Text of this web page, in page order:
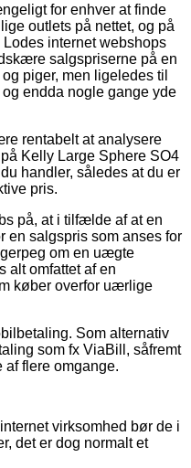
for enhver at finde
outlets på nettet, og på
internet webshops
salgspriserne på en
piger, men ligeledes til
endda nogle gange yde
rentabelt at analysere
Kelly Large Sphere SO4
handler, således at du er
pris.
på, at i tilfælde af at en
en salgspris som anses for
om en uægte
alt omfattet af en
køber overfor uærlige
Som alternativ
som fx ViaBill, såfremt
flere omgange.
virksomhed bør de i
det er dog normalt et